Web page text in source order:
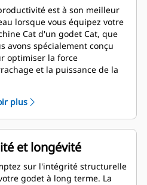
est à son meilleur
lorsque vous équipez votre
Cat d'un godet Cat, que
avons spécialement conçu
optimiser la force
et la puissance de la
améliore le flux des
dans le godet. Le
de talon accru
que le fond du godet ne
pas, ce qui réduit les coûts
de carburant est
plus
et longévité
sur l'intégrité structurelle
godet à long terme. La